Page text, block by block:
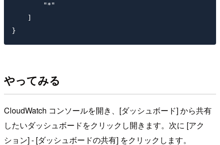
        "*"
    ]
やってみる
CloudWatch コンソールを開き、[ダッシュボード] から共有
したいダッシュボードをクリックし開きます。次に [アク
ション] - [ダッシュボードの共有] をクリックします。